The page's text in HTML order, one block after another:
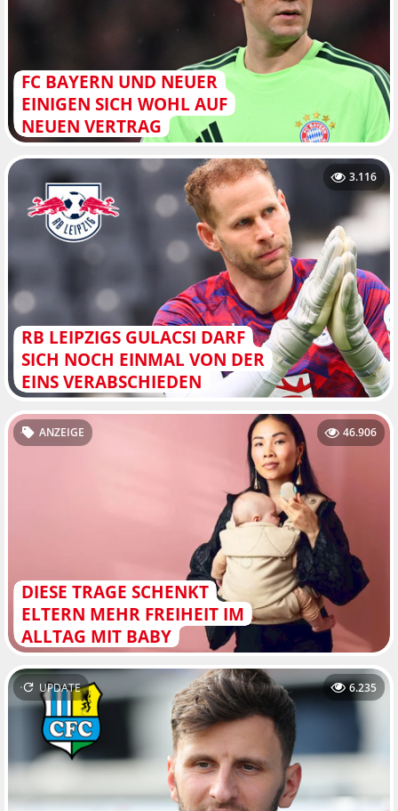
FC BAYERN UND NEUER
EINIGEN SICH WOHL AUF
NEUEN VERTRAG
RB LEIPZIGS GULACSI DARF
SICH NOCH EINMAL VON DER
EINS VERABSCHIEDEN
3.116
DIESE TRAGE SCHENKT
ELTERN MEHR FREIHEIT IM
ALLTAG MIT BABY
ANZEIGE 46.906
UPDATE 6.235